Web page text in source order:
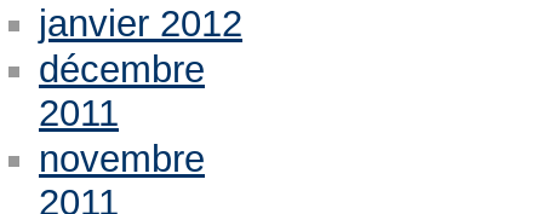
janvier 2012
décembre
2011
novembre
2011